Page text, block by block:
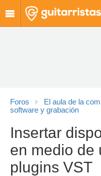
Foros El aula de la
software y grabación
Insertar
en medio de
plugins VST